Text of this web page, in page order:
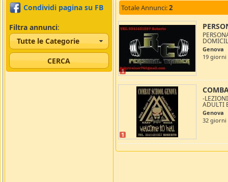
Condividi pagina su FB
Filtra annunci:
Tutte le Categorie
Totale Annunci:2
1
Genova
19 giorni
1
-
ADULTI
Genova
32 giorni